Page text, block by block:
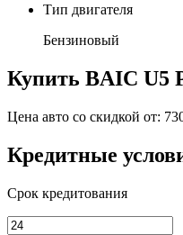
Тип двигателя
Бензиновый
Купить BAIC U5
Цена авто со скидкой от:
Кредитные
Срок кредитования